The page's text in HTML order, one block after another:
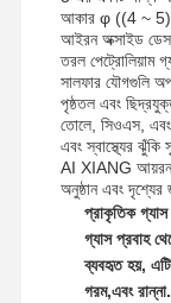
কারখানা ভ্রমণ
উদ্ধৃতির জন্য
আবেদন
আকার φ ((4 ~ 5)
আইরন অক্সাইড
তরল পেট্রোলিয়াম
সালফার যৌগগুলি
পৃষ্ঠতল এবং
তোলে, সিওএস, এবং
এবং স্বাস্থ্যের ঝুঁকি
AI XIANG আয়রন
অনুষ্ঠান এবং
প্রাকৃতিক গ্যাস
গ্যাস প্রবাহ
ব্যবহৃত হয়, এটি
গরম,এবং রান্না.